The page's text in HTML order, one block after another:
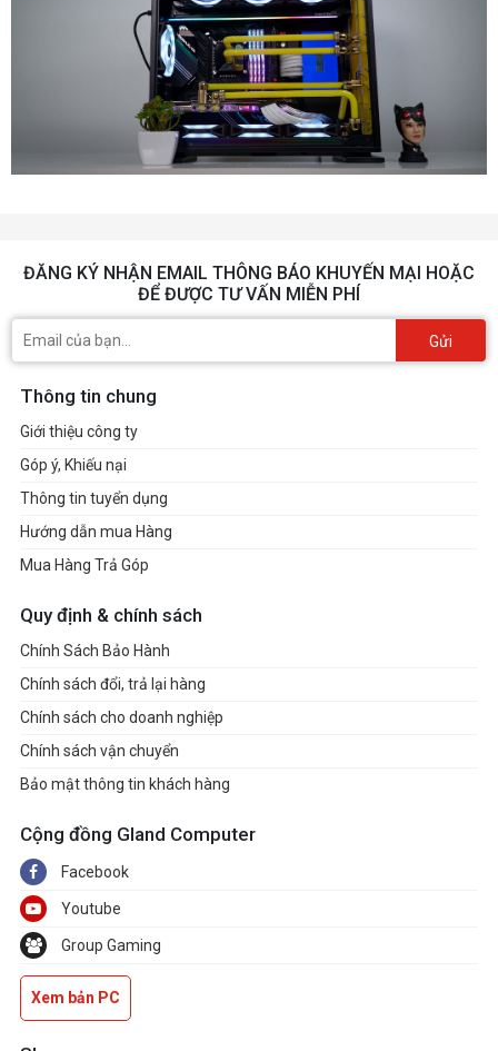
ĐĂNG KÝ NHẬN EMAIL THÔNG BÁO KHUYẾN MẠI HOẶC
ĐỂ ĐƯỢC TƯ VẤN MIỄN PHÍ
Gửi
Thông tin chung
Giới thiệu công ty
Góp ý, Khiếu nại
Thông tin tuyển dụng
Hướng dẫn mua Hàng
Mua Hàng Trả Góp
Quy định & chính sách
Chính Sách Bảo Hành
Chính sách đổi, trả lại hàng
Chính sách cho doanh nghiệp
Chính sách vận chuyển
Bảo mật thông tin khách hàng
Cộng đồng Gland Computer
Facebook
Youtube
Group Gaming
Xem bản PC